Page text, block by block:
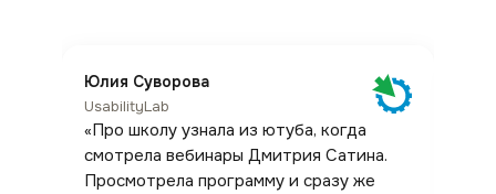
Про школу узнала из ютуба, когда
смотрела вебинары Дмитрия Сатина.
Просмотрела программу и сразу же
Юлия Суворова
UsabilityLab